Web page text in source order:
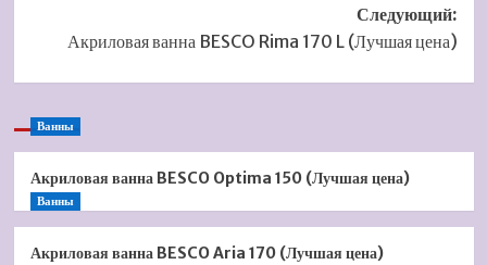
Следующий:
Акриловая ванна BESCO Rima 170 L (Лучшая цена)
Ванны
Акриловая ванна BESCO Optima 150 (Лучшая цена)
Ванны
Акриловая ванна BESCO Aria 170 (Лучшая цена)